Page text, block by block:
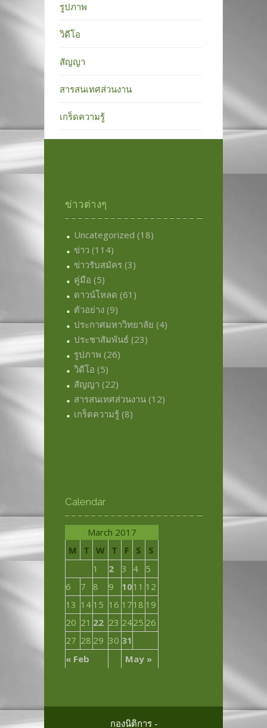
รูปภาพ
วิดีโอ
สัญญา
สารสนเทศส่วนงาน
เกร็ดความรู้
ข่าวต่างๆ
Uncategorized (18)
ข่าว (114)
ข่าวรับสมัคร (3)
คู่มือ (5)
ดาวน์โหลด (61)
ตัวอย่าง (9)
ประกาศมหาวิทยาลัย (4)
ประชาสัมพันธ์ (23)
รูปภาพ (26)
วิดีโอ (5)
สัญญา (22)
สารสนเทศส่วนงาน (12)
เกร็ดความรู้ (8)
Calendar
March 2017
M
T W T F S S
« Feb May »
1 2 3 4
5
6
7 8 9 1011 12
13 14 15 16 1718 19
20 21 22 23 2425 26
27 28 29 30 31
กองนิติการ -